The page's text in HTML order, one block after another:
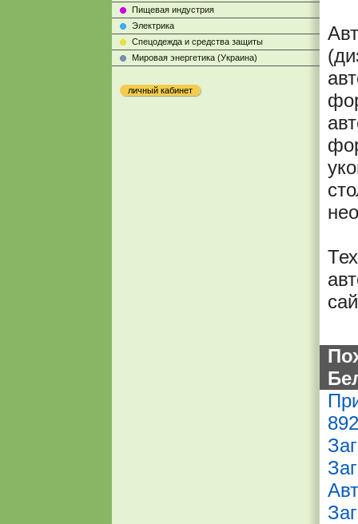
Пищевая индустрия
Электрика
Cпецодежда и средства защиты
Мировая энергетика (Украина)
личный кабинет